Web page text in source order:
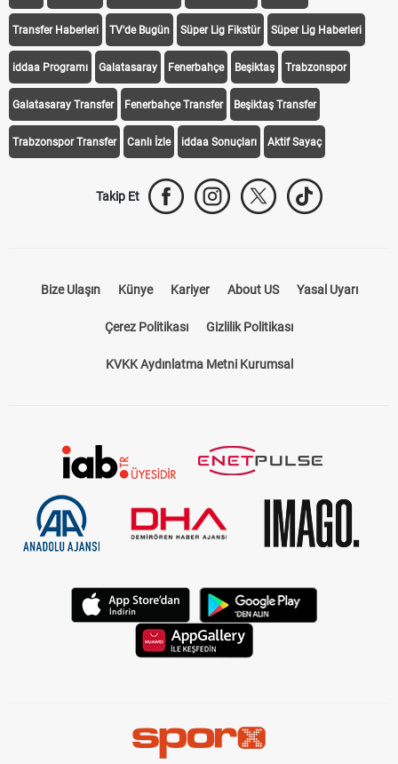
Transfer Haberleri TV'de Bugün Süper Lig Fikstür Süper Lig Haberleri
iddaa Programı Galatasaray Fenerbahçe Beşiktaş Trabzonspor
Galatasaray Transfer Fenerbahçe Transfer Beşiktaş Transfer
Trabzonspor Transfer Canlı İzle iddaa Sonuçları Aktif Sayaç
Takip Et
Bize Ulaşın Künye Kariyer About US Yasal Uyarı
Çerez Politikası Gizlilik Politikası
KVKK Aydınlatma Metni Kurumsal